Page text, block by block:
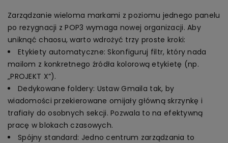
Zarządzanie wieloma markami z poziomu jednego panelu
po rezygnacji z POP3 wymaga nowej organizacji. Aby
uniknąć chaosu, warto wdrożyć trzy proste kroki:
Etykiety automatyczne: Skonfiguruj filtr, który nada
mailom z konkretnego źródła kolorową etykietę (np.
„PROJEKT X”).
Dedykowane foldery: Ustaw Gmaila tak, by
wiadomości przekierowane omijały główną skrzynkę i
trafiały do osobnych sekcji. Pozwala to na efektywną
pracę w blokach czasowych.
Spójny standard: Jedno centrum zarządzania to